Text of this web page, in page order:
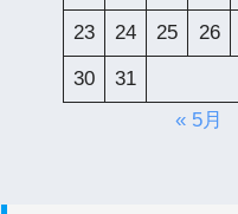
23 24 25 26
30
31
« 5月